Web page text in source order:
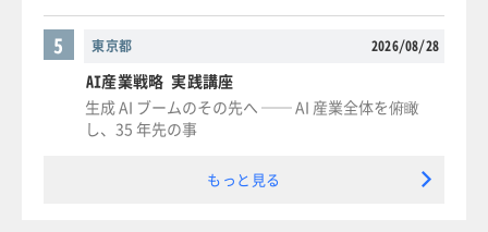
東京都 2026/08/28
5
AI産業戦略 実践講座
生成 AI ブームのその先へ ── AI 産業全体を俯瞰
し、35 年先の事
もっと見る